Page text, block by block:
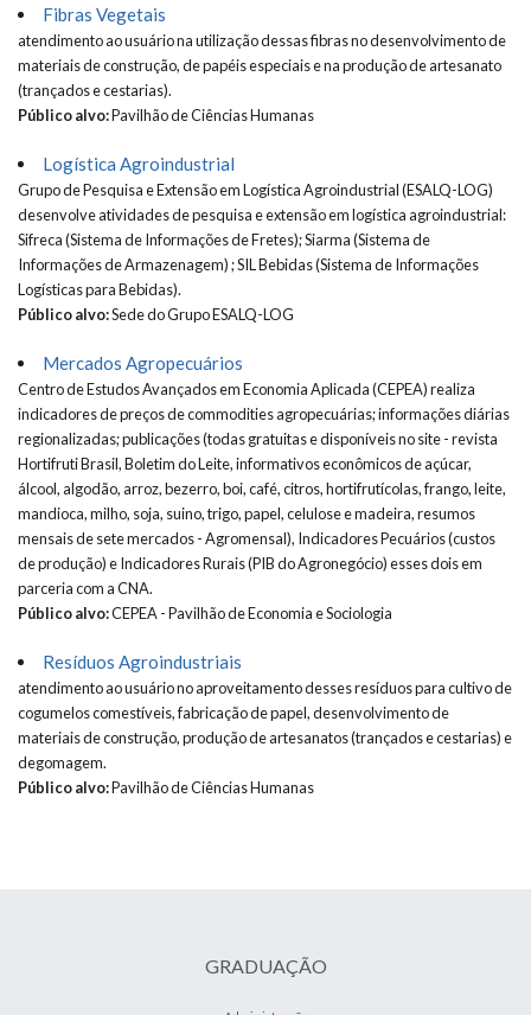
Fibras Vegetais
atendimento ao usuário na utilização dessas fibras no desenvolvimento de
materiais de construção, de papéis especiais e na produção de artesanato
(trançados e cestarias).
Público alvo:Pavilhão de Ciências Humanas
Logística Agroindustrial
Grupo de Pesquisa e Extensão em Logística Agroindustrial (ESALQ-LOG)
desenvolve atividades de pesquisa e extensão em logística agroindustrial:
Sifreca (Sistema de Informações de Fretes); Siarma (Sistema de
Informações de Armazenagem) ; SIL Bebidas (Sistema de Informações
Logísticas para Bebidas).
Público alvo:Sede do Grupo ESALQ-LOG
Mercados Agropecuários
Centro de Estudos Avançados em Economia Aplicada (CEPEA) realiza
indicadores de preços de commodities agropecuárias; informações diárias
regionalizadas; publicações (todas gratuitas e disponíveis no site - revista
Hortifruti Brasil, Boletim do Leite, informativos econômicos de açúcar,
álcool, algodão, arroz, bezerro, boi, café, citros, hortifrutícolas, frango, leite,
mandioca, milho, soja, suino, trigo, papel, celulose e madeira, resumos
mensais de sete mercados - Agromensal), Indicadores Pecuários (custos
de produção) e Indicadores Rurais (PIB do Agronegócio) esses dois em
parceria com a CNA.
Público alvo:CEPEA - Pavilhão de Economia e Sociologia
Resíduos Agroindustriais
atendimento ao usuário no aproveitamento desses resíduos para cultivo de
cogumelos comestíveis, fabricação de papel, desenvolvimento de
materiais de construção, produção de artesanatos (trançados e cestarias) e
degomagem.
Público alvo:Pavilhão de Ciências Humanas
GRADUAÇÃO